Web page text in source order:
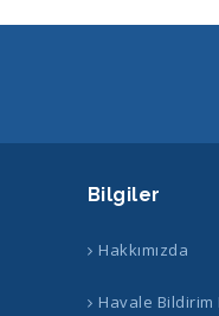
Bilgiler
Hakkımızda
Havale Bildirim